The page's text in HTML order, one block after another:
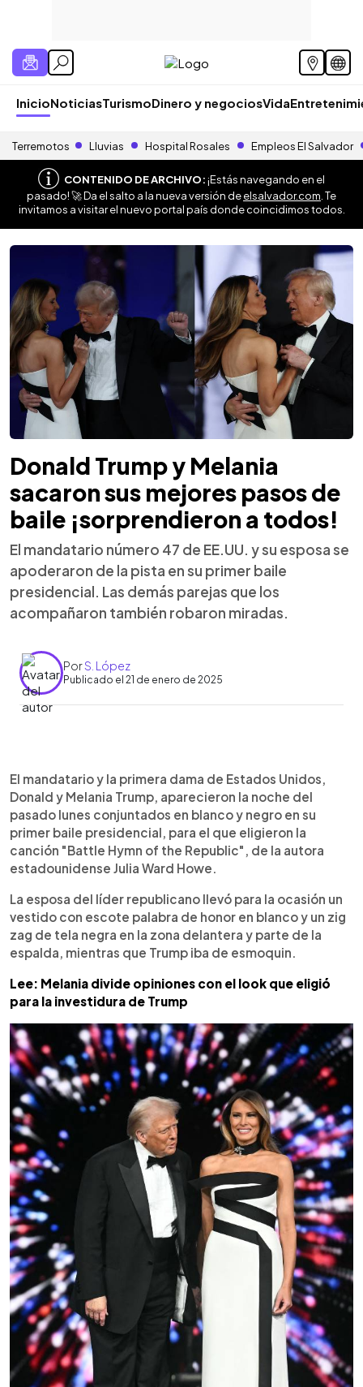
InicioNoticiasTurismoDinero y negociosVida
Terremotos Lluvias Hospital Rosales Empleos El Salvador
CONTENIDO DE ARCHIVO:¡Estás navegando en el
pasado! 🚀 Da el salto a la nueva versión deelsalvador.com . Te
invitamos a visitar el nuevo portal país donde coincidimos todos.
Donald Trump y Melania
sacaron sus mejores pasos de
baile ¡sorprendieron a todos!
El mandatario número 47 de EE.UU. y su esposa se
apoderaron de la pista en su primer baile
presidencial. Las demás parejas que los
acompañaron también robaron miradas.
PorS. López
Publicado el 21 de enero de 2025
► Escuchar artículo
El mandatario y la primera dama de Estados Unidos,
Donald y Melania Trump, aparecieron la noche del
pasado lunes conjuntados en blanco y negro en su
primer baile presidencial, para el que eligieron la
canción "Battle Hymn of the Republic", de la autora
estadounidense Julia Ward Howe.
La esposa del líder republicano llevó para la ocasión un
vestido con escote palabra de honor en blanco y un zig
zag de tela negra en la zona delantera y parte de la
espalda, mientras que Trump iba de esmoquin.
Lee: Melania divide opiniones con el look que eligió
para la investidura de Trump